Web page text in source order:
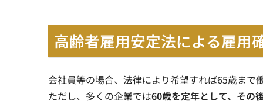
高齢者雇用安定法による雇用
会社員等の場合、法律により希望すれば65歳まで
ただし、多くの企業では60歳を定年として、その